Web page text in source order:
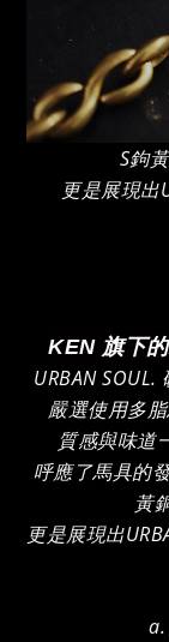
S鉤
更是展現出
KEN 旗下
URBAN
嚴選使用多
質感與味道
呼應了馬具的
黃
更是展現出